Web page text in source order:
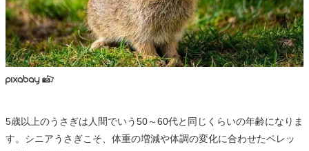
5歳以上のうさぎは人間でいう50～60代と同じくらいの年齢になりま
す。シニアうさぎこそ、体重の増減や体調の変化に合わせたペレッ